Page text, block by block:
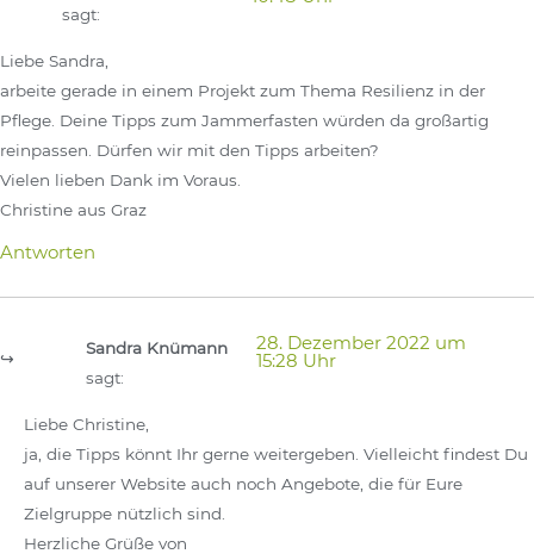
sagt:
Liebe Sandra,
arbeite gerade in einem Projekt zum Thema Resilienz in der
Pflege. Deine Tipps zum Jammerfasten würden da großartig
reinpassen. Dürfen wir mit den Tipps arbeiten?
Vielen lieben Dank im Voraus.
Christine aus Graz
Antworten
Sandra Knümann
sagt:
28. Dezember 2022 um
15:28 Uhr
Liebe Christine,
ja, die Tipps könnt Ihr gerne weitergeben. Vielleicht findest Du
auf unserer Website auch noch Angebote, die für Eure
Zielgruppe nützlich sind.
Herzliche Grüße von